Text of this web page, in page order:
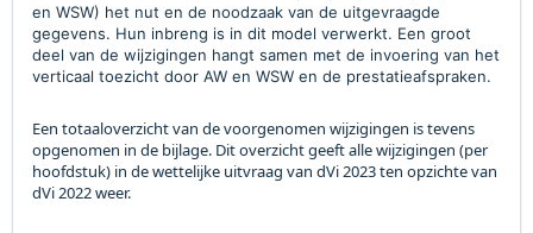
en WSW) het nut en de noodzaak van de uitgevraagde
gegevens. Hun inbreng is in dit model verwerkt. Een groot
deel van de wijzigingen hangt samen met de invoering van het
verticaal toezicht door AW en WSW en de prestatieafspraken.
Een totaaloverzicht van de voorgenomen wijzigingen is tevens
opgenomen in de bijlage. Dit overzicht geeft alle wijzigingen (per
hoofdstuk) in de wettelijke uitvraag van dVi 2023 ten opzichte van
dVi 2022 weer.